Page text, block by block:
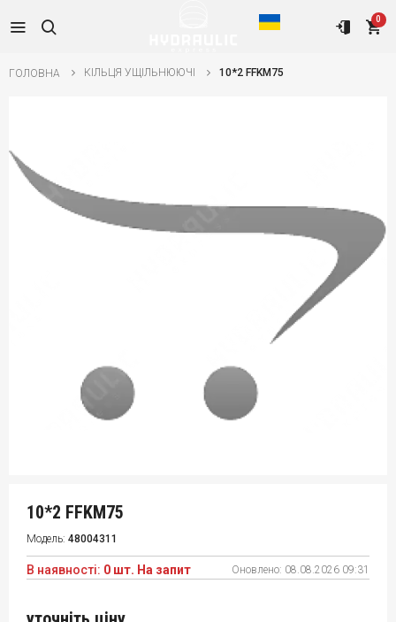
0
ГОЛОВНА КІЛЬЦЯ УЩІЛЬНЮЮЧІ 10*2 FFKM75
10*2 FFKM75
Модель: 48004311
В наявності: 0 шт. На запит Оновлено: 08.08.2026 09:31